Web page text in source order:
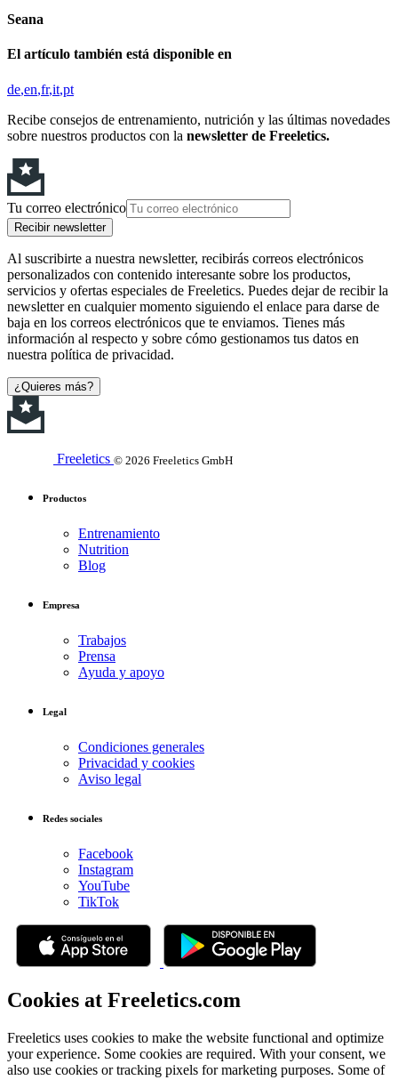
Seana
El artículo también está disponible en
de en fr it pt
Recibe consejos de entrenamiento, nutrición y las últimas novedades
sobre nuestros productos con la newsletter de Freeletics.
Tu correo electrónico
Recibir newsletter
Al suscribirte a nuestra newsletter, recibirás correos electrónicos
personalizados con contenido interesante sobre los productos,
servicios y ofertas especiales de Freeletics. Puedes dejar de recibir la
newsletter en cualquier momento siguiendo el enlace para darse de
baja en los correos electrónicos que te enviamos. Tienes más
información al respecto y sobre cómo gestionamos tus datos en
nuestra política de privacidad.
¿Quieres más?
Freeletics © 2026 Freeletics GmbH
Productos
Entrenamiento
Nutrition
Blog
Empresa
Trabajos
Prensa
Ayuda y apoyo
Legal
Condiciones generales
Privacidad y cookies
Aviso legal
Redes sociales
Facebook
Instagram
YouTube
TikTok
Cookies at Freeletics.com
Freeletics uses cookies to make the website functional and optimize
your experience. Some cookies are required. With your consent, we
also use cookies or tracking pixels for marketing purposes. Some of